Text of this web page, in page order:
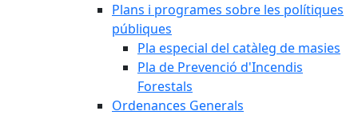
Plans i programes sobre les polítiques
públiques
Pla especial del catàleg de masies
Pla de Prevenció d'Incendis
Forestals
Ordenances Generals